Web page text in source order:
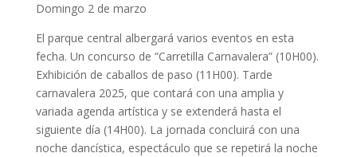
Domingo 2 de marzo
El parque central albergará varios eventos en esta
fecha. Un concurso de “Carretilla Carnavalera” (10H00).
Exhibición de caballos de paso (11H00). Tarde
carnavalera 2025, que contará con una amplia y
variada agenda artística y se extenderá hasta el
siguiente día (14H00). La jornada concluirá con una
noche dancística, espectáculo que se repetirá la noche